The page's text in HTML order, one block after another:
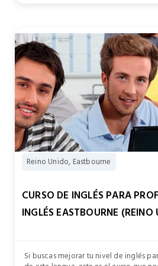
Reino Unido, Eastbourne
CURSO DE INGLÉS PARA
INGLÉS EASTBOURNE
Si buscas mejorar tu nivel de inglés